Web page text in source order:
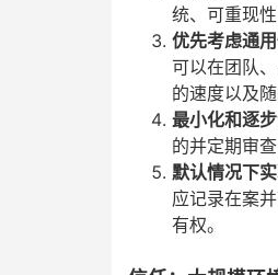
统、可重现
优先考虑通
可以在团队
的速度以及
最小化和逐
的并定期审
默认情况下
应记录在案
有权。